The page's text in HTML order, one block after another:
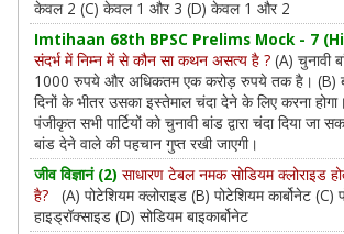
केवल 2 (C) केवल 1 और 3 (D) केवल 1 और 2
Imtihaan 68th BPSC Prelims Mock - 7
संदर्भ में निम्‍न में से कौन सा कथन असत्‍य है ? (A) चुनावी
1000 रुपये और अधिकतम एक करोड़ रुपये तक है। (B)
दिनों के भीतर उसका इस्तेमाल चंदा देने के लिए करना
पंजीकृत सभी पार्टियों को चुनावी बांड द्वारा चंदा दिया जा
बांड देने वाले की पहचान गुप्‍त रखी जाएगी।
जीव विज्ञानं (2) साधारण टेबल नमक सोडियम क्लोराइड
है? (A) पोटेशियम क्लोराइड (B) पोटेशियम कार्बोनेट (C)
हाइड्रॉक्साइड (D) सोडियम बाइकार्बोनेट